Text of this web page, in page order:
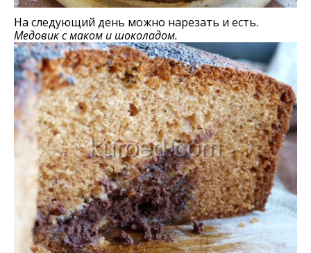
На следующий день можно нарезать и есть.
Медовик с маком и шоколадом.